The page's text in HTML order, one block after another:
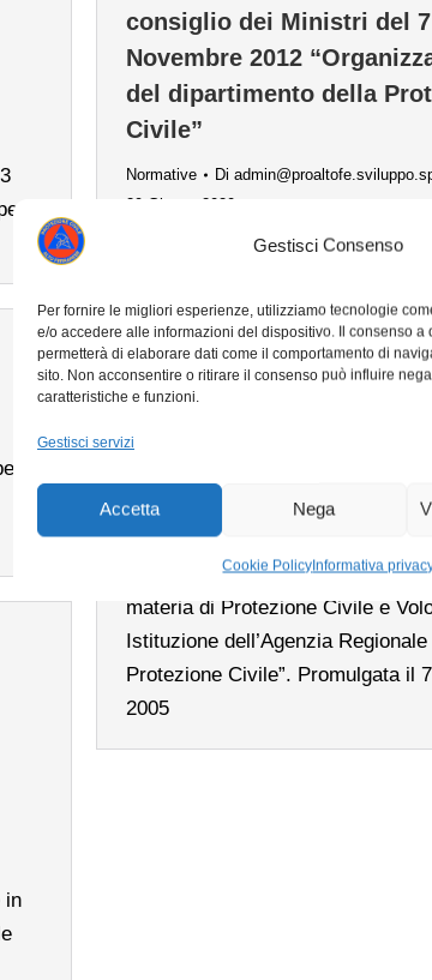
Gestisci Consenso
Per fornire le migliori esperienze, utilizziamo tecnologie
e/o accedere alle informazioni del dispositivo. Il consenso a
permetterà di elaborare dati come il comportamento di
sito. Non acconsentire o ritirare il consenso può influire
caratteristiche e funzioni.
Gestisci servizi
Accetta Nega
Cookie PolicyInformativa
consiglio dei Ministri del 7
Novembre 2012
del dipartimento della
Civile”
Normative Di
29 Giugno 2020
Decreto del Presidente del
“Organizzazione del dipartimento
Protezione Civile”
Legge Regionale n.1/2005
Normative
29 Giugno 2020
Legge Regionale n.1/2005 “Nuove
materia di Protezione Civile e
Istituzione dell’Agenzia Regionale
Protezione Civile”. Promulgata il
2005
in